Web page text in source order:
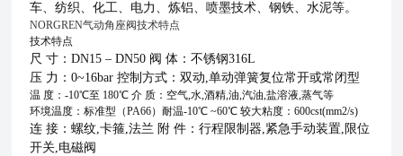
车、纺织、化工、电力、炼铝、喷墨技术、钢铁、水泥等。
NORGREN气动角座阀技术特点
技术特点
尺 寸：DN15 – DN50 阀 体：不锈钢316L
压 力：0~16bar 控制方式：双动,单动弹簧复位常开或常闭型
温 度：-10℃至 180℃ 介 质：空气,水,酒精,油,汽油,盐溶液,蒸气等
环境温度：标准型（PA66）耐温-10℃ ~60℃ 较大粘度：600cst(mm2/s)
连 接：螺纹,卡箍,法兰 附 件：行程限制器,紧急手动装置,限位
开关,电磁阀